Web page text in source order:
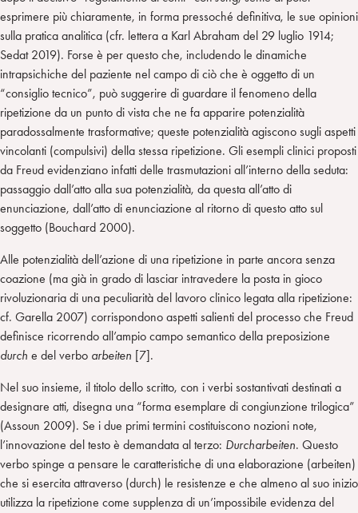
esprimere più chiaramente, in forma pressoché definitiva, le sue opinioni
sulla pratica analitica (cfr. lettera a Karl Abraham del 29 luglio 1914;
Sedat 2019). Forse è per questo che, includendo le dinamiche
intrapsichiche del paziente nel campo di ciò che è oggetto di un
“consiglio tecnico”, può suggerire di guardare il fenomeno della
ripetizione da un punto di vista che ne fa apparire potenzialità
paradossalmente trasformative; queste potenzialità agiscono sugli aspetti
vincolanti (compulsivi) della stessa ripetizione. Gli esempli clinici proposti
da Freud evidenziano infatti delle trasmutazioni all’interno della seduta:
passaggio dall’atto alla sua potenzialità, da questa all’atto di
enunciazione, dall’atto di enunciazione al ritorno di questo atto sul
soggetto (Bouchard 2000).
Alle potenzialità dell’azione di una ripetizione in parte ancora senza
coazione (ma già in grado di lasciar intravedere la posta in gioco
rivoluzionaria di una peculiarità del lavoro clinico legata alla ripetizione:
cf. Garella 2007) corrispondono aspetti salienti del processo che Freud
definisce ricorrendo all’ampio campo semantico della preposizione
durch e del verbo arbeiten [7].
Nel suo insieme, il titolo dello scritto, con i verbi sostantivati destinati a
designare atti, disegna una “forma esemplare di congiunzione trilogica”
(Assoun 2009). Se i due primi termini costituiscono nozioni note,
l’innovazione del testo è demandata al terzo: Durcharbeiten. Questo
verbo spinge a pensare le caratteristiche di una elaborazione (arbeiten)
che si esercita attraverso (durch) le resistenze e che almeno al suo inizio
utilizza la ripetizione come supplenza di un’impossibile evidenza del